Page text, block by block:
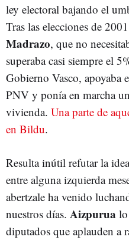
ley electoral bajando el
Tras las elecciones de
Madrazo, que no
superaba casi siempre el
Gobierno Vasco, apoyaba
PNV y ponía en marcha
vivienda. Una parte de
en Bildu.
Resulta inútil refutar la
entre alguna izquierda
abertzale ha venido
nuestros días. Aizpurua
diputados que aplauden a